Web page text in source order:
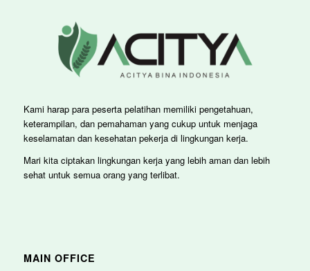
Kami harap para peserta pelatihan memiliki pengetahuan,
keterampilan, dan pemahaman yang cukup untuk menjaga
keselamatan dan kesehatan pekerja di lingkungan kerja.
Mari kita ciptakan lingkungan kerja yang lebih aman dan lebih
sehat untuk semua orang yang terlibat.
MAIN OFFICE